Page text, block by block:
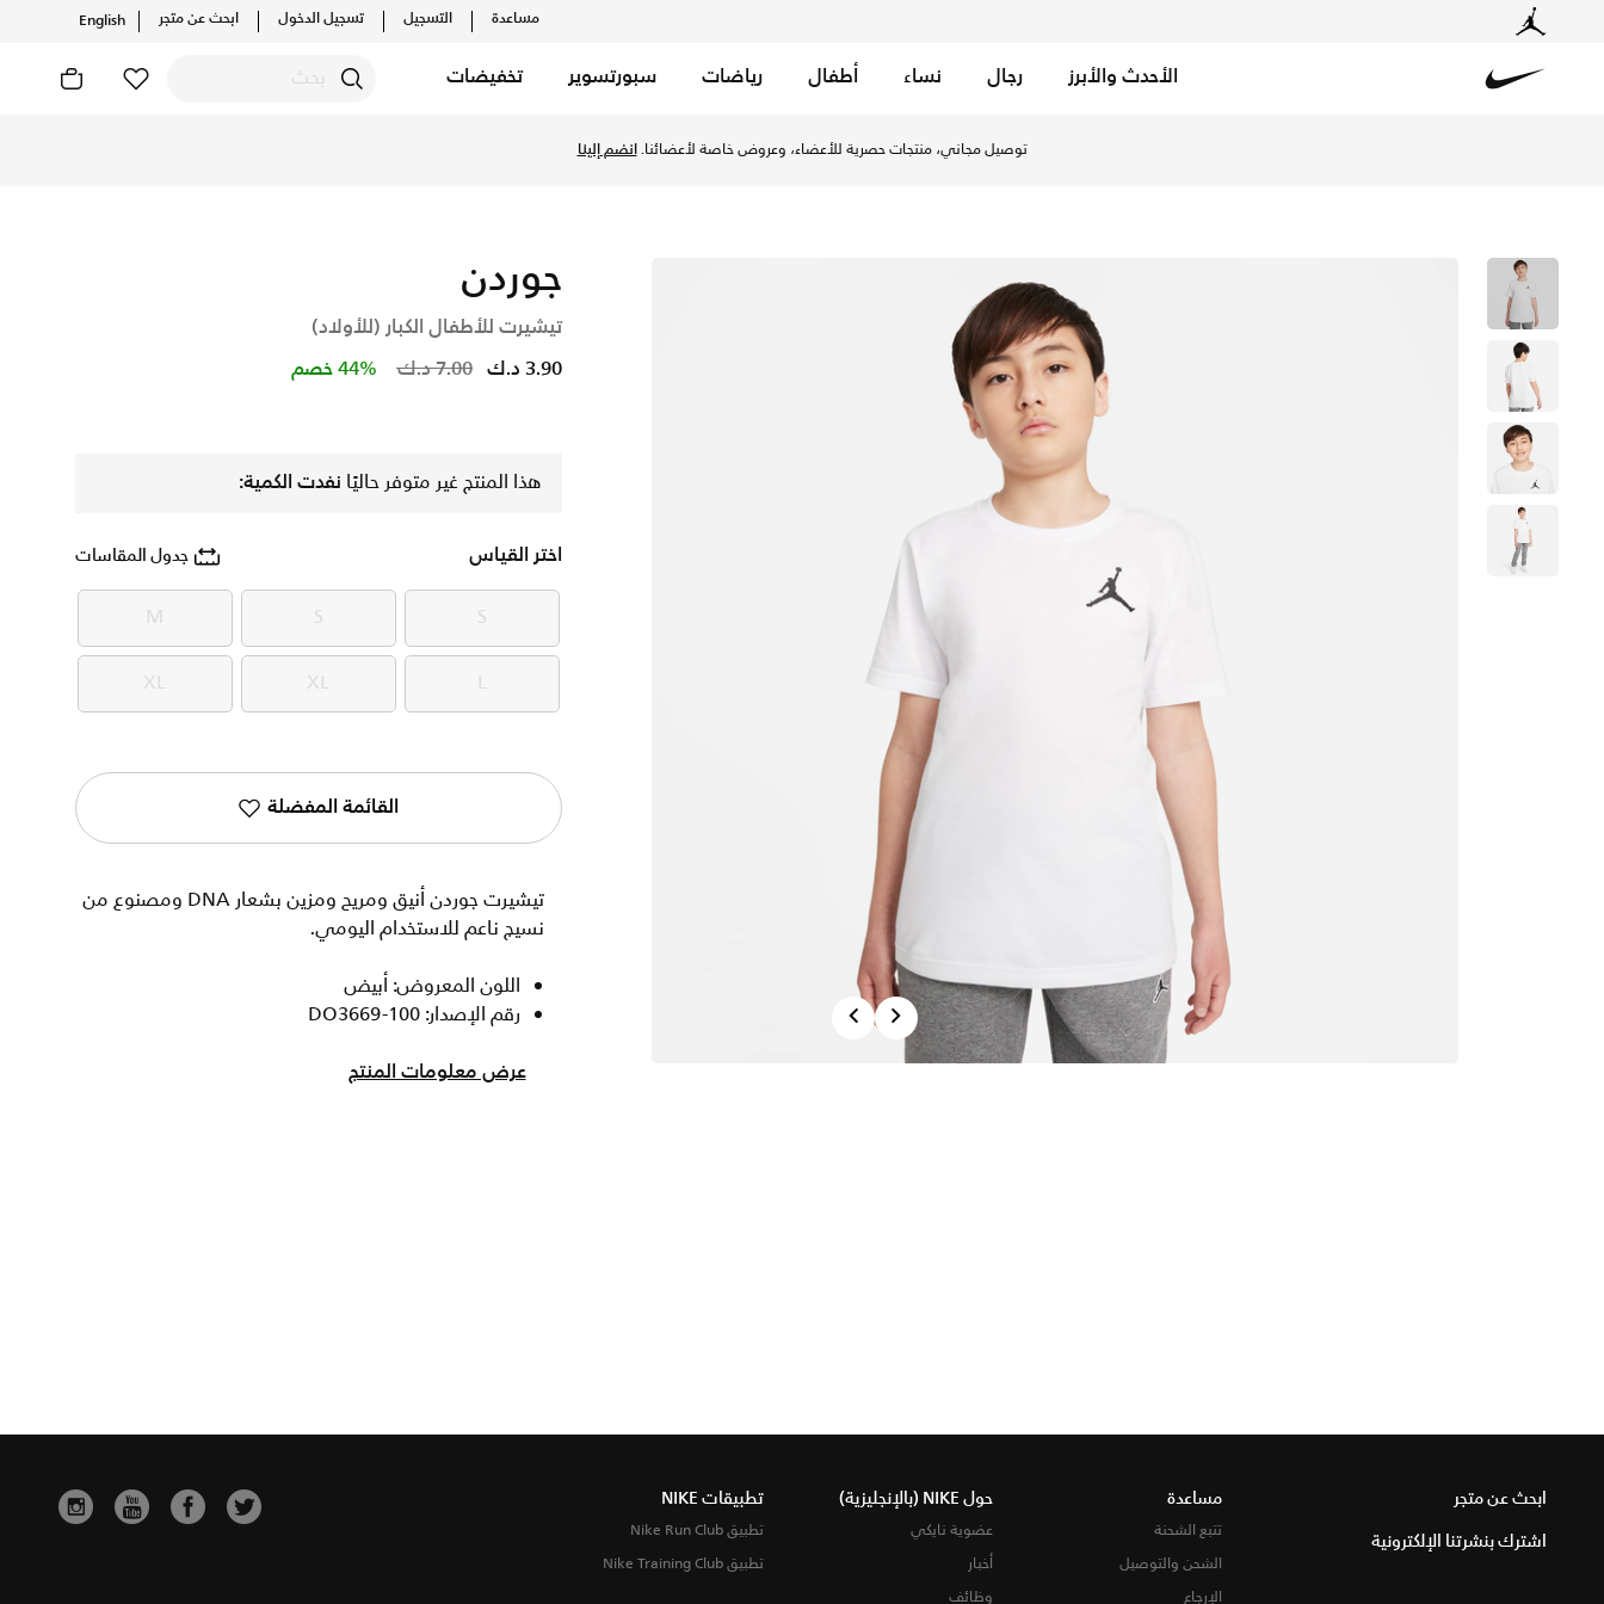
مساعدة التسجيل تسجيل الدخول ابحث عن متجر English
الأحدث والأبرز رجال نساء أطفال رياضات سبورتسوير تخفيضات
توصيل مجاني، منتجات حصرية للأعضاء، وعروض خاصة لأعضائنا.انضم إلينا
Next
جوردن
تيشيرت للأطفال الكبار (للأولاد)
Price reduced from
7.00 د.ك to 3.90 د.ك 44% خصم
هذا المنتج غير متوفر حاليًا نفدت الكمية:
اختر القياس جدول المقاسات
S
S
S
S
M
M
L
L
XL
XL
XL
XL
القائمة المفضلة
تيشيرت جوردن أنيق ومريح ومزين بشعار DNA ومصنوع من
نسيج ناعم للاستخدام اليومي.
اللون المعروض: أبيض
رقم الإصدار: DO3669-100
عرض معلومات المنتج
ابحث عن متجر
اشترك بنشرتنا الإلكترونية
مساعدة
تتبع الشحنة
الشحن والتوصيل
الإرجاع
حول NIKE (بالإنجليزية)
عضوية نايكي
أخبار
وظائف
تطبيقات NIKE
تطبيق Nike Run Club
تطبيق Nike Training Club